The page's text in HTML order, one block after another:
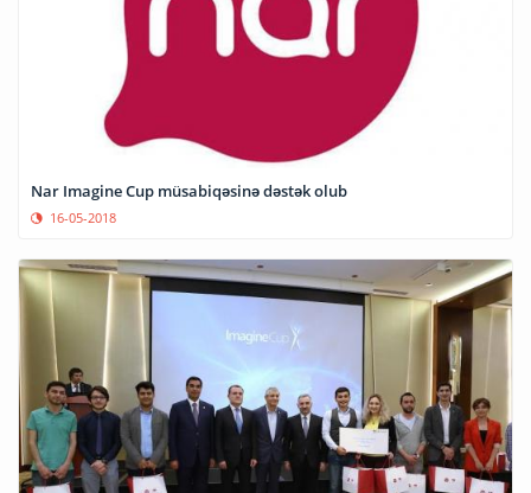
Nar Imagine Cup müsabiqəsinə dəstək olub
16-05-2018